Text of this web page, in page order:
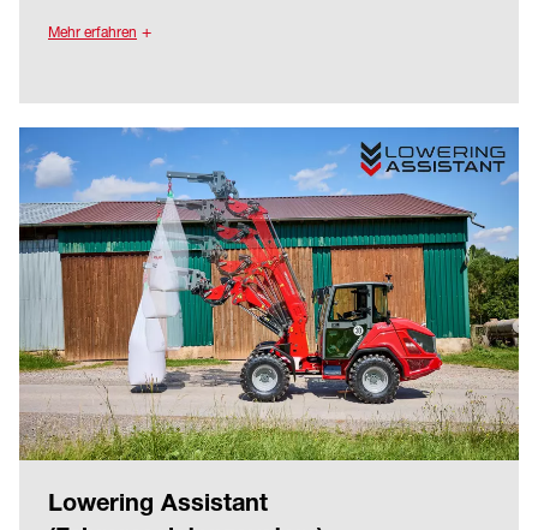
Auto-Modus und Eco-Modus sind immer
Modus ausgewählt werden. Das bietet
maximale Flexibilität, da die Maschine nach den
individuellen Bedürfnissen konfiguriert werden
kann.
Die elektronische Regelung reduziert Verluste
im Fahrantrieb und sorgt für einen höheren
Wirkungsgrad und eine gesteigerte Effizienz, im
Vergleich zu bestehenden Lösungen. Weniger
Kraftbedarf ermöglicht Fahren mit niedrigen
Drehzahlen.
Mehr erfahren
Lowering Assistant